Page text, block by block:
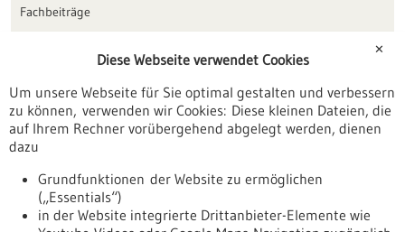
Fachbeiträge
Veranstaltungen
Erscheinungsdatum
✕
Diese Webseite verwendet Cookies
Um unsere Webseite für Sie optimal gestalten und verbessern
zu können, verwenden wir Cookies: Diese kleinen Dateien, die
auf Ihrem Rechner vorübergehend abgelegt werden, dienen
dazu
Grundfunktionen der Website zu ermöglichen
(„Essentials“)
in der Website integrierte Drittanbieter-Elemente wie